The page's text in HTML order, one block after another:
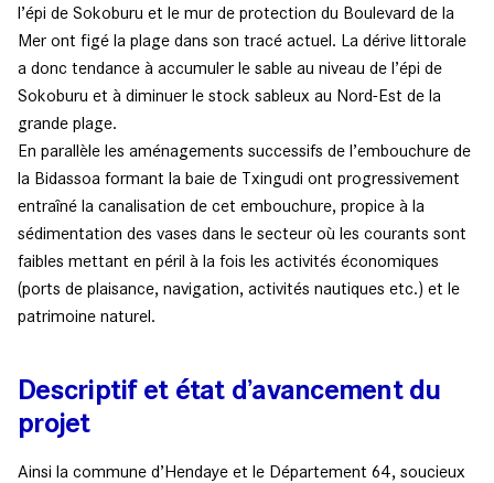
l’épi de Sokoburu et le mur de protection du Boulevard de la
Mer ont figé la plage dans son tracé actuel. La dérive littorale
a donc tendance à accumuler le sable au niveau de l’épi de
Sokoburu et à diminuer le stock sableux au Nord-Est de la
grande plage.
En parallèle les aménagements successifs de l’embouchure de
la Bidassoa formant la baie de Txingudi ont progressivement
entraîné la canalisation de cet embouchure, propice à la
sédimentation des vases dans le secteur où les courants sont
faibles mettant en péril à la fois les activités économiques
(ports de plaisance, navigation, activités nautiques etc.) et le
patrimoine naturel.
Descriptif et état d’avancement du
projet
Ainsi la commune d’Hendaye et le Département 64, soucieux